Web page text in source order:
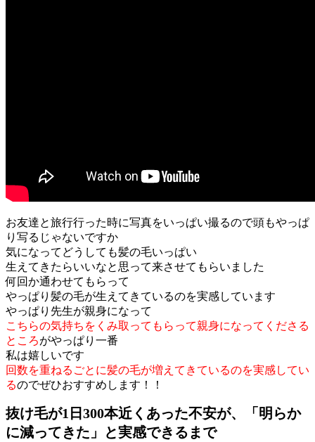
お友達と旅行行った時に写真をいっぱい撮るので頭もやっぱ
り写るじゃないですか
気になってどうしても髪の毛いっぱい
生えてきたらいいなと思って来させてもらいました
何回か通わせてもらって
やっぱり髪の毛が生えてきているのを実感しています
やっぱり先生が親身になって
こちらの気持ちをくみ取ってもらって親身になってくださる
ところがやっぱり一番
私は嬉しいです
回数を重ねるごとに髪の毛が増えてきているのを実感してい
るのでぜひおすすめします！！
抜け毛が1日300本近くあった不安が、「明らか
に減ってきた」と実感できるまで